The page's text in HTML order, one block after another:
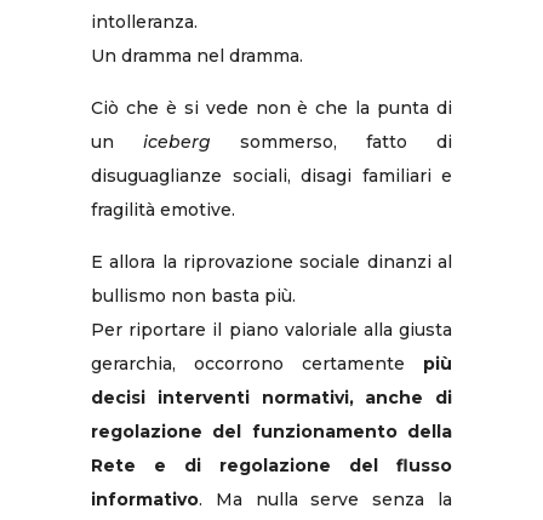
intolleranza.
Un dramma nel dramma.
Ciò che è si vede non è che la punta di
un iceberg sommerso, fatto di
disuguaglianze sociali, disagi familiari e
fragilità emotive.
E allora la riprovazione sociale dinanzi al
bullismo non basta più.
Per riportare il piano valoriale alla giusta
gerarchia, occorrono certamente più
decisi interventi normativi, anche di
regolazione del funzionamento della
Rete e di regolazione del flusso
informativo. Ma nulla serve senza la